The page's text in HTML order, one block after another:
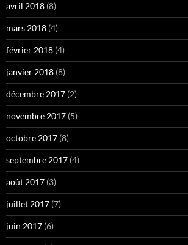
avril 2018 (8)
mars 2018 (4)
février 2018 (4)
janvier 2018 (8)
décembre 2017 (2)
novembre 2017 (5)
octobre 2017 (8)
septembre 2017 (4)
août 2017 (3)
juillet 2017 (7)
juin 2017 (6)